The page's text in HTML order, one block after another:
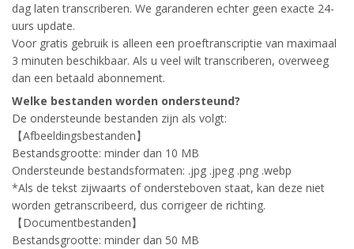
dag laten transcriberen. We garanderen echter geen exacte 24-
uurs update.
Voor gratis gebruik is alleen een proeftranscriptie van maximaal
3 minuten beschikbaar. Als u veel wilt transcriberen, overweeg
dan een betaald abonnement.
Welke bestanden worden ondersteund?
De ondersteunde bestanden zijn als volgt:
【Afbeeldingsbestanden】
Bestandsgrootte: minder dan 10 MB
Ondersteunde bestandsformaten: .jpg .jpeg .png .webp
*Als de tekst zijwaarts of ondersteboven staat, kan deze niet
worden getranscribeerd, dus corrigeer de richting.
【Documentbestanden】
Bestandsgrootte: minder dan 50 MB